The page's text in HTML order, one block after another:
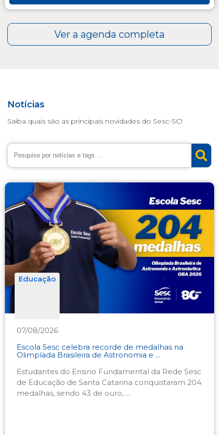
Notícias
Saiba quais são as principais novidades do Sesc-SC!
Educação
07/08/2026
Escola Sesc celebra recorde de medalhas na
Olimpíada Brasileira de Astronomia e ...
Estudantes do Ensino Fundamental da Rede Sesc
de Educação de Santa Catarina conquistaram 204
medalhas, sendo 43 de ouro, ...